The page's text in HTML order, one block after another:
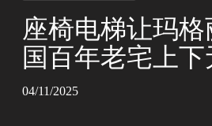
座椅电梯让玛
国百年老宅上
04/11/2025